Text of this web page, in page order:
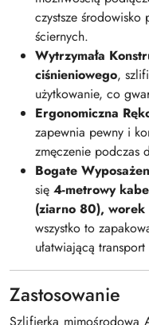
czystsze środowisko
ściernych.
Wytrzymała
ciśnieniowego,
użytkowanie, co
Ergonomiczna
zapewnia pewny i
zmęczenie podczas
Bogate
się 4-metrowy
(ziarno 80), worek
wszystko to
ułatwiającą
Zastosowanie